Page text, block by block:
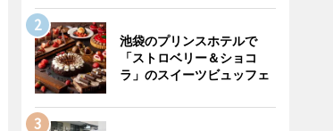
池袋のプリンスホテルで
「ストロベリー＆ショコ
ラ」のスイーツビュッフェ